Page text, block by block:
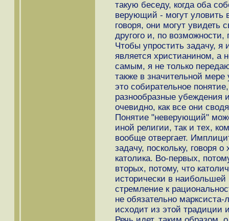
такую беседу, когда оба
верующий - могут уловить
говоря, они могут увидеть
другого и, по возможности,
Чтобы упростить задачу, я
является христианином, а
самым, я не только
также в значительной
это собирательное
разнообразные убеждения
очевидно, как все они
Понятие "неверующий"
иной религии, так и тех,
вообще отвергает.
задачу, поскольку, говоря
католика. Во-первых,
вторых, потому, что
исторически в наибольшей
стремление к
не обязательно марксиста-
исходит из этой традиции